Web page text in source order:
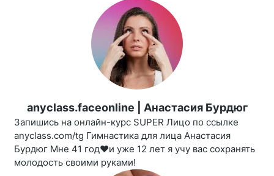
anyclass.faceonline | Анастасия Бурдюг
Запишись на онлайн-курс SUPER Лицо по ссылке
anyclass.com/tg Гимнастика для лица Анастасия
Бурдюг Мне 41 год❤️и уже 12 лет я учу вас сохранять
молодость своими руками!